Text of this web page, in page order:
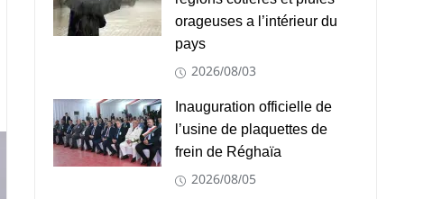
orageuses a l’intérieur du
pays
2026/08/03
Inauguration officielle de
l’usine de plaquettes de
frein de Réghaïa
2026/08/05